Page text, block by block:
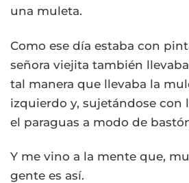
una muleta.
Como ese día estaba con
señora viejita también
tal manera que llevaba la
izquierdo y, sujetándose con
el paraguas a modo de
Y me vino a la mente que,
gente es así.